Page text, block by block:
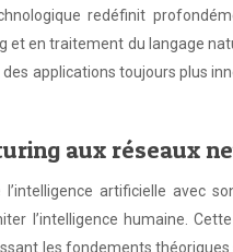
redéfinit
et en traitement du langage
applications toujours plus
aux réseaux
artificielle avec
l’intelligence humaine.
les fondements